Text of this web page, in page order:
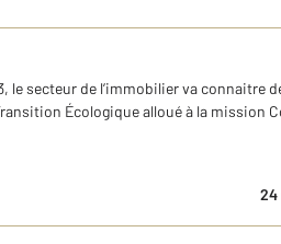
le secteur de l’immobilier va connaitre
Écologique alloué à la mission
24